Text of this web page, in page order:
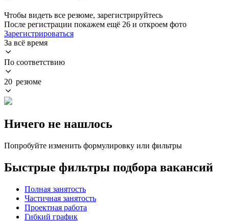
Чтобы видеть все резюме, зарегистрируйтесь
После регистрации покажем ещё 26 и откроем фото
Зарегистрироваться
За всё время
По соответствию
20 резюме
Ничего не нашлось
Попробуйте изменить формулировку или фильтры
Быстрые фильтры подбора вакансий
Полная занятость
Частичная занятость
Проектная работа
Гибкий график